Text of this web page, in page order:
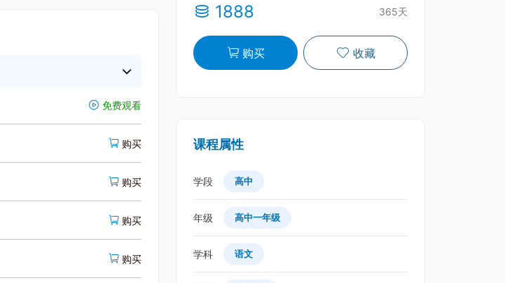
免费观看
购买
购买
购买
购买
1888 365天
购买 收藏
课程属性
学段 高中
年级 高中一年级
学科 语文